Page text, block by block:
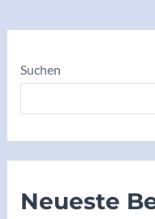
Suchen
Neueste